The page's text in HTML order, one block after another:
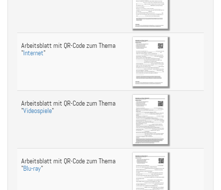
Arbeitsblatt mit QR-Code zum Thema
"Internet"
Arbeitsblatt mit QR-Code zum Thema
"Videospiele"
Arbeitsblatt mit QR-Code zum Thema
"Blu-ray"